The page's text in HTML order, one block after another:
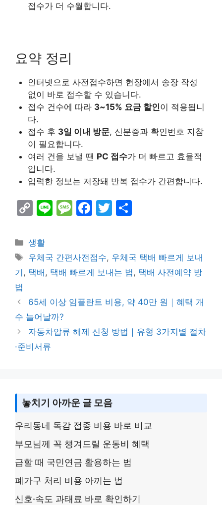
접수가 더 수월합니다.
요약 정리
인터넷으로 사전접수하면 현장에서 송장 작성
없이 바로 접수할 수 있습니다.
접수 건수에 따라 3~15% 요금 할인이 적용됩니
다.
접수 후 3일 이내 방문, 신분증과 확인번호 지참
이 필요합니다.
여러 건을 보낼 땐 PC 접수가 더 빠르고 효율적
입니다.
입력한 정보는 저장돼 반복 접수가 간편합니다.
C
p
y
Li
k
Li M
s
a
e
F
e
b
o
T
er e
Categories
생활
Tags
우체국 간편사전접수, 우체국 택배 빠르게 보내
기 , 택배 , 택배 빠르게 보내는 법, 택배 사전예약 방
법
65세 이상 임플란트 비용, 약 40만 원｜혜택 개
수 늘어날까?
자동차압류 해제 신청 방법｜유형 3가지별 절차
·준비서류
놓치기 아까운 글 모음
우리동네 독감 접종 비용 바로 비교
부모님께 꼭 챙겨드릴 운동비 혜택
급할 때 국민연금 활용하는 법
폐가구 처리 비용 아끼는 법
신호·속도 과태료 바로 확인하기